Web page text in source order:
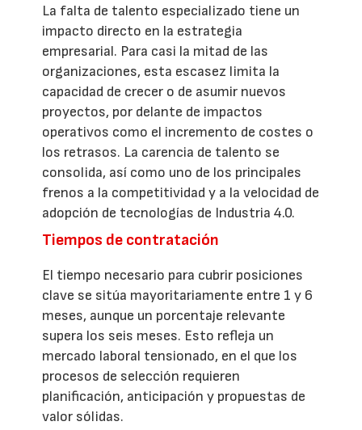
La falta de talento especializado tiene un
impacto directo en la estrategia
empresarial. Para casi la mitad de las
organizaciones, esta escasez limita la
capacidad de crecer o de asumir nuevos
proyectos, por delante de impactos
operativos como el incremento de costes o
los retrasos. La carencia de talento se
consolida, así como uno de los principales
frenos a la competitividad y a la velocidad de
adopción de tecnologías de Industria 4.0.
Tiempos de contratación
El tiempo necesario para cubrir posiciones
clave se sitúa mayoritariamente entre 1 y 6
meses, aunque un porcentaje relevante
supera los seis meses. Esto refleja un
mercado laboral tensionado, en el que los
procesos de selección requieren
planificación, anticipación y propuestas de
valor sólidas.